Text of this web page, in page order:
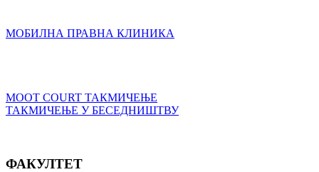
МОБИЛНА ПРАВНА КЛИНИКА
MOOT COURT ТАКМИЧЕЊЕ
ТАКМИЧЕЊЕ У БЕСЕДНИШТВУ
ФАКУЛТЕТ